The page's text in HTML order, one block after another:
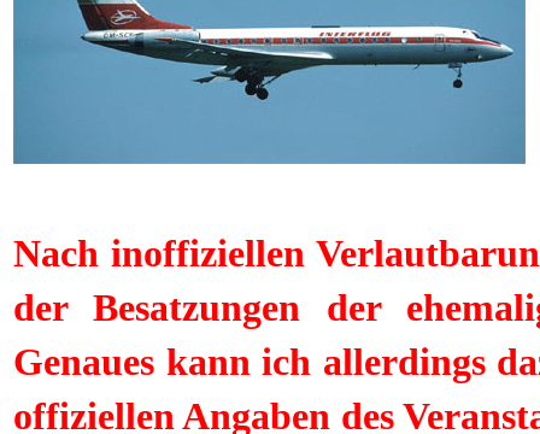
Nach inoffiziellen
der Besatzungen der
Genaues kann ich allerdings
offiziellen Angaben des